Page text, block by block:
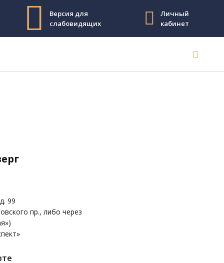
Версия для
слабовидящих
Личный
кабинет
99
пр., либо через